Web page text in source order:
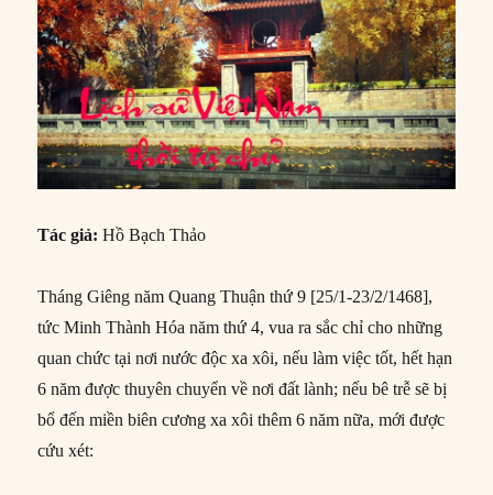
Tác giả: Hồ Bạch Thảo
Tháng Giêng năm Quang Thuận thứ 9 [25/1-23/2/1468],
tức Minh Thành Hóa năm thứ 4, vua ra sắc chỉ cho những
quan chức tại nơi nước độc xa xôi, nếu làm việc tốt, hết hạn
6 năm được thuyên chuyển về nơi đất lành; nếu bê trễ sẽ bị
bổ đến miền biên cương xa xôi thêm 6 năm nữa, mới được
cứu xét: